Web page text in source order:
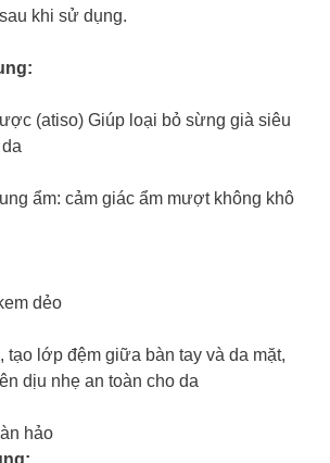
khi sử dụng.
(atiso) Giúp loại bỏ sừng già siêu
ẩm: cảm giác ẩm mượt không khô
dẻo
tạo lớp đệm giữa bàn tay và da mặt,
dịu nhẹ an toàn cho da
hảo
: